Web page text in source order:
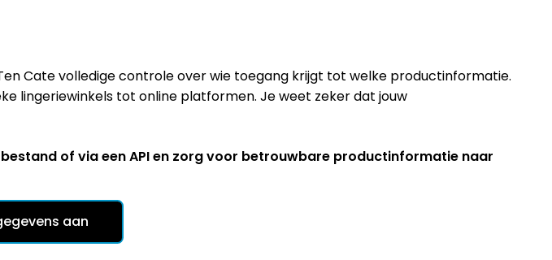
Cate volledige controle over wie toegang krijgt tot welke productinformatie.
lingeriewinkels tot online platformen. Je weet zeker dat jouw
of via een API en zorg voor betrouwbare productinformatie naar
aan